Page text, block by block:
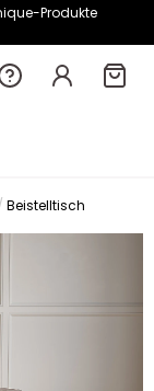
Produkte
Beistelltisch